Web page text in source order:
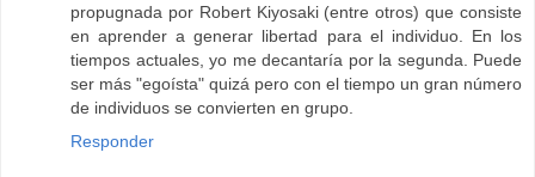
propugnada por Robert Kiyosaki (entre otros) que consiste
en aprender a generar libertad para el individuo. En los
tiempos actuales, yo me decantaría por la segunda. Puede
ser más "egoísta" quizá pero con el tiempo un gran número
de individuos se convierten en grupo.
Responder